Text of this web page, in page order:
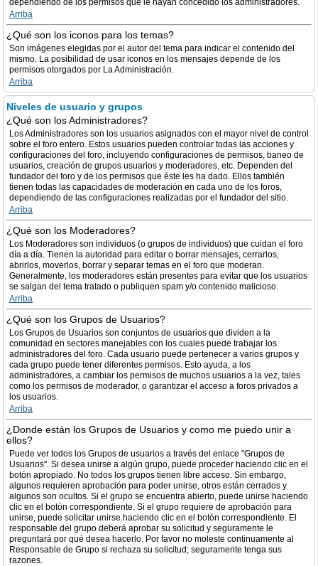
dependiendo de los permisos que le hayan concedido los administradores.
Arriba
¿Qué son los iconos para los temas?
Son imágenes elegidas por el autor del tema para indicar el contenido del
mismo. La posibilidad de usar iconos en los mensajes depende de los
permisos otorgados por La Administración.
Arriba
Niveles de usuario y grupos
¿Qué son los Administradores?
Los Administradores son los usuarios asignados con el mayor nivel de control
sobre el foro entero. Estos usuarios pueden controlar todas las acciones y
configuraciones del foro, incluyendo configuraciones de permisos, baneo de
usuarios, creación de grupos usuarios y moderadores, etc. Dependen del
fundador del foro y de los permisos que éste les ha dado. Ellos también
tienen todas las capacidades de moderación en cada uno de los foros,
dependiendo de las configuraciones realizadas por el fundador del sitio.
Arriba
¿Qué son los Moderadores?
Los Moderadores son individuos (o grupos de individuos) que cuidan el foro
día a día. Tienen la autoridad para editar o borrar mensajes, cerrarlos,
abrirlos, moverlos, borrar y separar temas en el foro que moderan.
Generalmente, los moderadores están presentes para evitar que los usuarios
se salgan del tema tratado o publiquen spam y/o contenido malicioso.
Arriba
¿Qué son los Grupos de Usuarios?
Los Grupos de Usuarios son conjuntos de usuarios que dividen a la
comunidad en sectores manejables con los cuales puede trabajar los
administradores del foro. Cada usuario puede pertenecer a varios grupos y
cada grupo puede tener diferentes permisos. Esto ayuda, a los
administradores, a cambiar los permisos de muchos usuarios a la vez, tales
como los permisos de moderador, o garantizar el acceso a foros privados a
los usuarios.
Arriba
¿Donde están los Grupos de Usuarios y como me puedo unir a
ellos?
Puede ver todos los Grupos de usuarios a través del enlace "Grupos de
Usuarios". Si desea unirse a algún grupo, puede proceder haciendo clic en el
botón apropiado. No todos los grupos tienen libre acceso. Sin embargo,
algunos requieren aprobación para poder unirse, otros están cerrados y
algunos son ocultos. Si el grupo se encuentra abierto, puede unirse haciendo
clic en el botón correspondiente. Si el grupo requiere de aprobación para
unirse, puede solicitar unirse haciendo clic en el botón correspondiente. El
responsable del grupo deberá aprobar su solicitud y seguramente le
preguntará por qué desea hacerlo. Por favor no moleste continuamente al
Responsable de Grupo si rechaza su solicitud; seguramente tenga sus
razones.